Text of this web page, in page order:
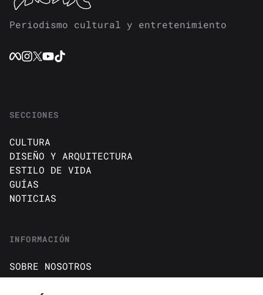
Periodismo cultural y entretenimiento
SECCIONES
CULTURA
DISEÑO Y ARQUITECTURA
ESTILO DE VIDA
GUÍAS
NOTICIAS
INFORMACIÓN
SOBRE NOSOTROS
CONTACTO